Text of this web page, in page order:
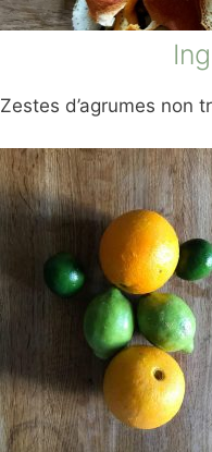
Zestes d’agrumes non